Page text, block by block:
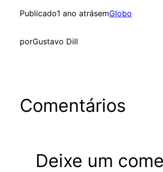
Publicado1 ano atrásemGlobo
porGustavo Dill
Comentários
Deixe um